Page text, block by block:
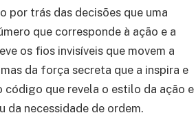
por trás das decisões que uma
que corresponde à ação e a
os fios invisíveis que movem a
da força secreta que a inspira e
código que revela o estilo da ação e
da necessidade de ordem.